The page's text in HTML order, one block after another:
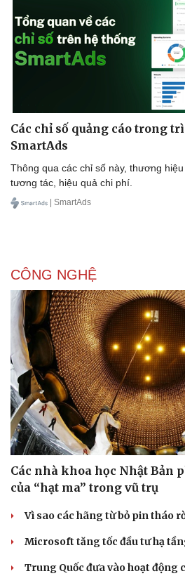
Doanh nghiệp
Doanh nhân
Vì cộng đồng
Tin
Các chỉ số quảng cáo trong
SmartAds
Thông qua các chỉ số này, thương
tương tác, hiệu quả chi phí.
| SmartAds
CÔNG NGHỆ
Các nhà khoa học Nhật Bản
của “hạt ma” trong vũ trụ
Vì sao các hãng từ bỏ pin tháo
Microsoft tăng tốc đầu tư hạ
Trung Quốc đưa vào hoạt động